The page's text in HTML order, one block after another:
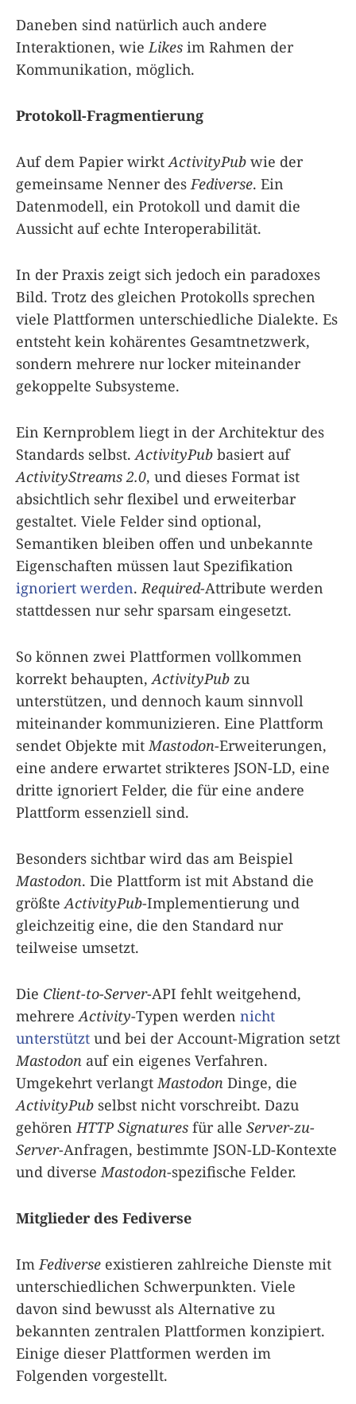
Daneben sind natürlich auch andere
Interaktionen, wie Likes im Rahmen der
Kommunikation, möglich.
Protokoll-Fragmentierung
Auf dem Papier wirkt ActivityPub wie der
gemeinsame Nenner des Fediverse. Ein
Datenmodell, ein Protokoll und damit die
Aussicht auf echte Interoperabilität.
In der Praxis zeigt sich jedoch ein paradoxes
Bild. Trotz des gleichen Protokolls sprechen
viele Plattformen unterschiedliche Dialekte. Es
entsteht kein kohärentes Gesamt­netzwerk,
sondern mehrere nur locker miteinander
gekoppelte Subsysteme.
Ein Kernproblem liegt in der Architektur des
Standards selbst. ActivityPub basiert auf
ActivityStreams 2.0, und dieses Format ist
absichtlich sehr flexibel und erweiterbar
gestaltet. Viele Felder sind optional,
Semantiken bleiben offen und unbekannte
Eigenschaften müssen laut Spezifikation
ignoriert werden. Required-Attribute werden
stattdessen nur sehr sparsam eingesetzt.
So können zwei Plattformen vollkommen
korrekt behaupten, ActivityPub zu
unterstützen, und dennoch kaum sinnvoll
miteinander kommunizieren. Eine Plattform
sendet Objekte mit Mastodon-Erweiterungen,
eine andere erwartet strikteres JSON-LD, eine
dritte ignoriert Felder, die für eine andere
Plattform essenziell sind.
Besonders sichtbar wird das am Beispiel
Mastodon. Die Plattform ist mit Abstand die
größte ActivityPub-Implementierung und
gleichzeitig eine, die den Standard nur
teilweise umsetzt.
Die Client-to-Server-API fehlt weitgehend,
mehrere Activity-Typen werden nicht
unterstützt und bei der Account-Migration setzt
Mastodon auf ein eigenes Verfahren.
Umgekehrt verlangt Mastodon Dinge, die
ActivityPub selbst nicht vorschreibt. Dazu
gehören HTTP Signatures für alle Server-zu-
Server-Anfragen, bestimmte JSON-LD-Kontexte
und diverse Mastodon-spezifische Felder.
Mitglieder des Fediverse
Im Fediverse existieren zahlreiche Dienste mit
unterschiedlichen Schwerpunkten. Viele
davon sind bewusst als Alternative zu
bekannten zentralen Plattformen konzipiert.
Einige dieser Plattformen werden im
Folgenden vorgestellt.